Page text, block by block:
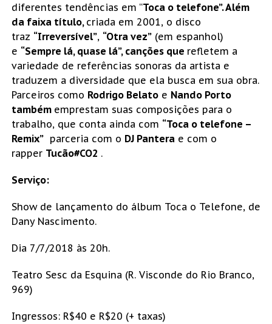
diferentes tendências em “Toca o telefone”.Além
da faixa título, criada em 2001, o disco
traz “Irreversível”, “Otra vez”(em espanhol)
e “Sempre lá, quase lá”, canções que refletem a
variedade de referências sonoras da artista e
traduzem a diversidade que ela busca em sua obra.
Parceiros como Rodrigo Belatoe Nando Porto
também emprestam suas composições para o
trabalho, que conta ainda com “Toca o telefone –
Remix”parceria com o DJ Pantera e com o
rapper Tucão#CO2 .
Serviço:
Show de lançamento do álbum Toca o Telefone, de
Dany Nascimento.
Dia 7/7/2018 às 20h.
Teatro Sesc da Esquina (R. Visconde do Rio Branco,
969)
Ingressos: R$40 e R$20 (+ taxas)